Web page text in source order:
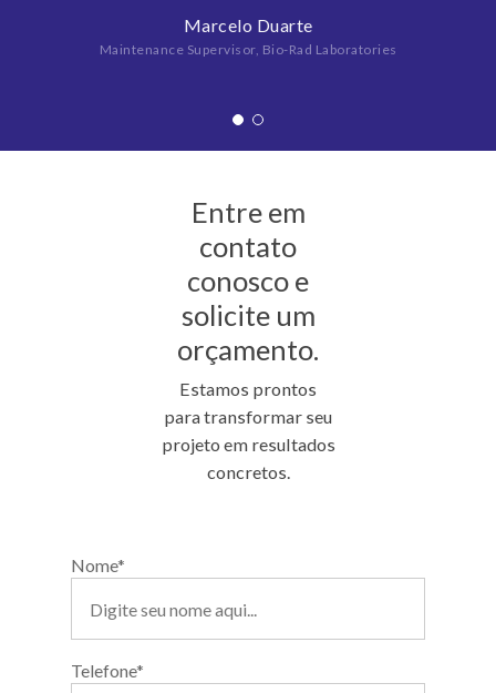
Marcelo Duarte
Maintenance Supervisor, Bio-Rad Laboratories
Entre em
contato
conosco e
solicite um
orçamento.
Estamos prontos
para transformar seu
projeto em resultados
concretos.
Nome*
Telefone*